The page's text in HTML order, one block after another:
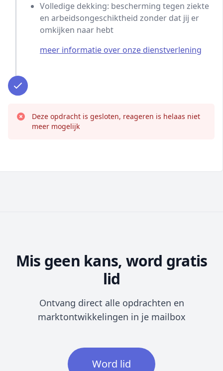
Volledige dekking: bescherming tegen ziekte
en arbeidsongeschiktheid zonder dat jij er
omkijken naar hebt
meer informatie over onze dienstverlening
Deze opdracht is gesloten, reageren is helaas niet
meer mogelijk
Mis geen kans, word gratis
lid
Ontvang direct alle opdrachten en
marktontwikkelingen in je mailbox
Word lid